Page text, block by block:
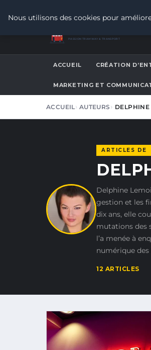
7 PASSION TRAMWAY & TRANSPORT URBAIN
ACCUEIL CRÉATION
MARKETING ET
ACCUEIL AUTEURS
ARTICLES DE
Delphine
gestion et les
dix ans, elle
mutations des
l’a menée à
numérique des
12 ARTICLES
Nous utilisons des cookies pour